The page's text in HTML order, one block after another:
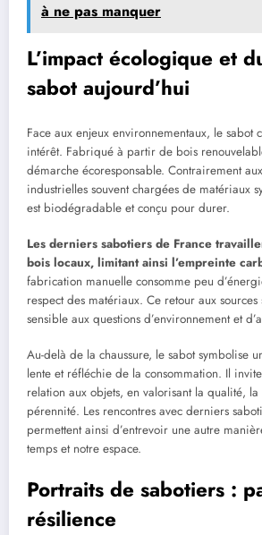
à ne pas manquer
L’impact écologique et
sabot aujourd’hui
Face aux enjeux environnementaux, le sabot
intérêt. Fabriqué à partir de bois
démarche écoresponsable. Contrairement
industrielles souvent chargées de matériaux
est biodégradable et conçu pour durer.
Les derniers sabotiers de France
bois locaux, limitant ainsi l’empreinte
fabrication manuelle consomme peu
respect des matériaux. Ce retour aux
sensible aux questions d’environnement et
Au-delà de la chaussure, le sabot symbolise
lente et réfléchie de la consommation. Il
relation aux objets, en valorisant la qualité,
pérennité. Les rencontres avec derniers
permettent ainsi d’entrevoir une autre
temps et notre espace.
Portraits de sabotiers :
résilience